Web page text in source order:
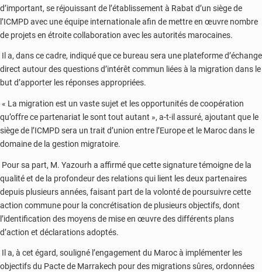
d’important, se réjouissant de l’établissement à Rabat d’un siège de
l’ICMPD avec une équipe internationale afin de mettre en œuvre nombre
de projets en étroite collaboration avec les autorités marocaines.
Il a, dans ce cadre, indiqué que ce bureau sera une plateforme d’échange
direct autour des questions d’intérêt commun liées à la migration dans le
but d’apporter les réponses appropriées.
« La migration est un vaste sujet et les opportunités de coopération
qu’offre ce partenariat le sont tout autant », a-t-il assuré, ajoutant que le
siège de l’ICMPD sera un trait d’union entre l’Europe et le Maroc dans le
domaine de la gestion migratoire.
Pour sa part, M. Yazourh a affirmé que cette signature témoigne de la
qualité et de la profondeur des relations qui lient les deux partenaires
depuis plusieurs années, faisant part de la volonté de poursuivre cette
action commune pour la concrétisation de plusieurs objectifs, dont
l’identification des moyens de mise en œuvre des différents plans
d’action et déclarations adoptés.
Il a, à cet égard, souligné l’engagement du Maroc à implémenter les
objectifs du Pacte de Marrakech pour des migrations sûres, ordonnées